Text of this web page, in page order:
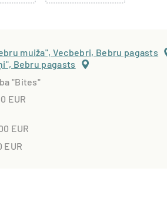
muiža", Vecbebri, Bebru pagasts
Bebru pagasts
"Bites"
EUR
EUR
EUR